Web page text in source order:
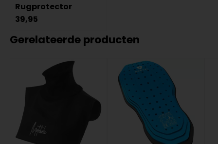
Rugprotector
39,95
Gerelateerde producten